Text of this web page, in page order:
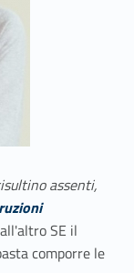
assenti,
SE il
comporre le